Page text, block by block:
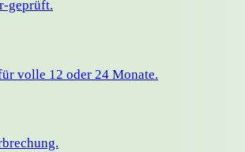
geprüft.
volle 12 oder 24 Monate.